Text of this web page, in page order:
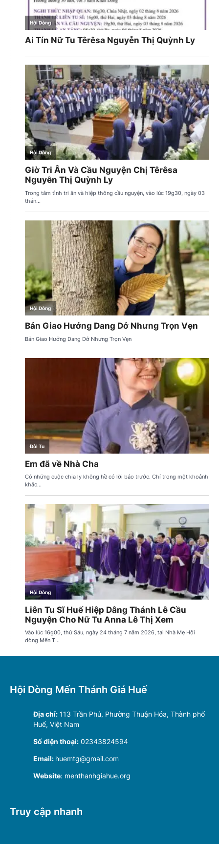
Hội Dòng Mến Thánh Giá Huế
Địa chỉ: 113 Trần Phú, Phường Thuận Hóa, Thành phố
Huế, Việt Nam
Số điện thoại: 02343824594
Email: huemtg@gmail.com
Website: menthanhgiahue.org
Truy cập nhanh